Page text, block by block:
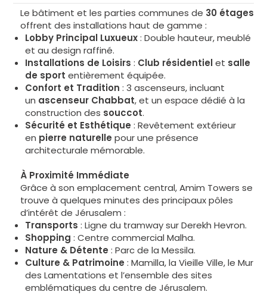
Le bâtiment et les parties communes de 30 étages
offrent des installations haut de gamme :
Lobby Principal Luxueux: Double hauteur, meublé
et au design raffiné.
Installations de Loisirs : Club résidentielet salle
de sport entièrement équipée.
Confort et Tradition : 3 ascenseurs, incluant
un ascenseur Chabbat, et un espace dédié à la
construction des souccot.
Sécurité et Esthétique : Revêtement extérieur
en pierre naturelle pour une présence
architecturale mémorable.
À Proximité Immédiate
Grâce à son emplacement central, Amim Towers se
trouve à quelques minutes des principaux pôles
d’intérêt de Jérusalem :
Transports : Ligne du tramway sur Derekh Hevron.
Shopping : Centre commercial Malha.
Nature & Détente : Parc de la Messila.
Culture & Patrimoine : Mamilla, la Vieille Ville, le Mur
des Lamentations et l’ensemble des sites
emblématiques du centre de Jérusalem.